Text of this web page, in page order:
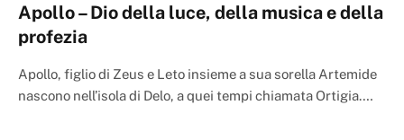
Apollo – Dio della luce, della musica e della
profezia
Apollo, figlio di Zeus e Leto insieme a sua sorella Artemide
nascono nell’isola di Delo, a quei tempi chiamata Ortigia.…